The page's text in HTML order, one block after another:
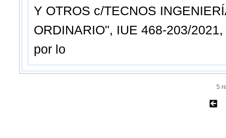
Y OTROS c/TECNOS
ORDINARIO", IUE 468-203/
por lo
5